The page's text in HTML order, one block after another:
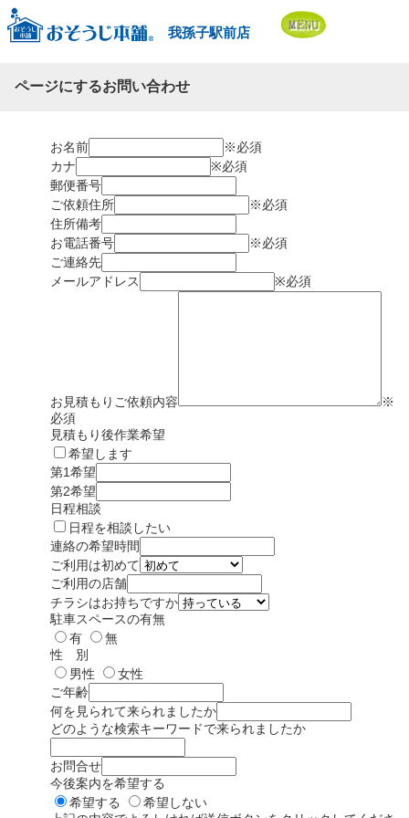
我孫子駅前店
ページにするお問い合わせ
お名前
※必須
カナ
※必須
郵便番号
ご依頼住所
※必須
住所備考
お電話番号
※必須
ご連絡先
メールアドレス
※必須
お見積もりご依頼内容
※
必須
見積もり後作業希望
希望します
第1希望
第2希望
日程相談
日程を相談したい
連絡の希望時間
ご利用は初めて
ご利用の店舗
チラシはお持ちですか
駐車スペースの有無
有
無
性 別
男性
女性
ご年齢
何を見られて来られましたか
どのような検索キーワードで来られましたか
お問合せ
今後案内を希望する
希望する
希望しない